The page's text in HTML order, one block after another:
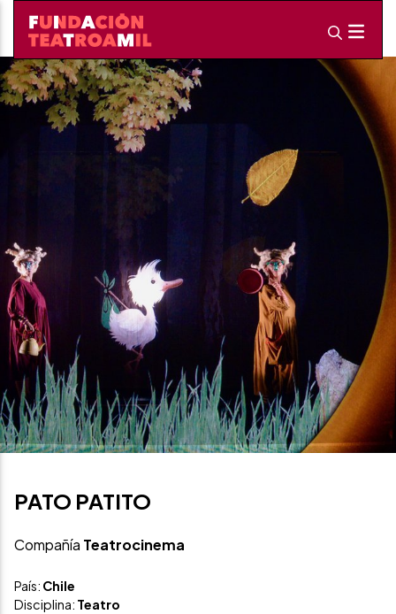
PATO PATITO
Compañía Teatrocinema
País: Chile
Disciplina: Teatro